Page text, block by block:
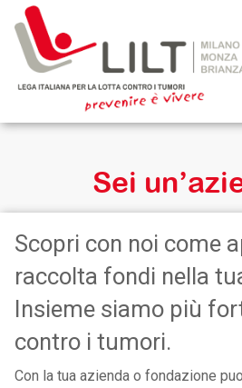
Sei
Scopri con noi come
raccolta fondi nella
Insieme siamo più
contro i tumori.
Con la tua azienda o fondazione